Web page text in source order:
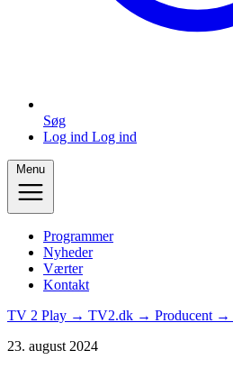
Søg
Log ind Log ind
Menu
Programmer
Nyheder
Værter
Kontakt
TV 2 Play → TV2.dk → Producent →
23. august 2024